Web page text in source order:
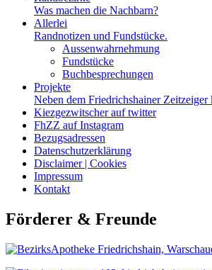
Was machen die Nachbarn?
Allerlei
Randnotizen und Fundstücke.
Aussenwahrnehmung
Fundstücke
Buchbesprechungen
Projekte
Neben dem Friedrichshainer
Kiezgezwitscher auf twitter
FhZZ auf Instagram
Bezugsadressen
Datenschutzerklärung
Disclaimer | Cookies
Impressum
Kontakt
Förderer & Freunde